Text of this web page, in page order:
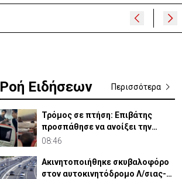
Ροή Ειδήσεων Περισσότερα
Τρόμος σε πτήση: Επιβάτης
προσπάθησε να ανοίξει την
έξοδο κινδύνου (ΒΙΝΤΕΟ)
08:46
Ακινητοποιήθηκε σκυβαλοφόρο
στον αυτοκινητόδρομο Λ/σιας-Λ/